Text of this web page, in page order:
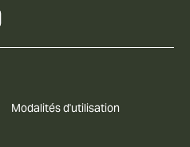
Modalités d'utilisation